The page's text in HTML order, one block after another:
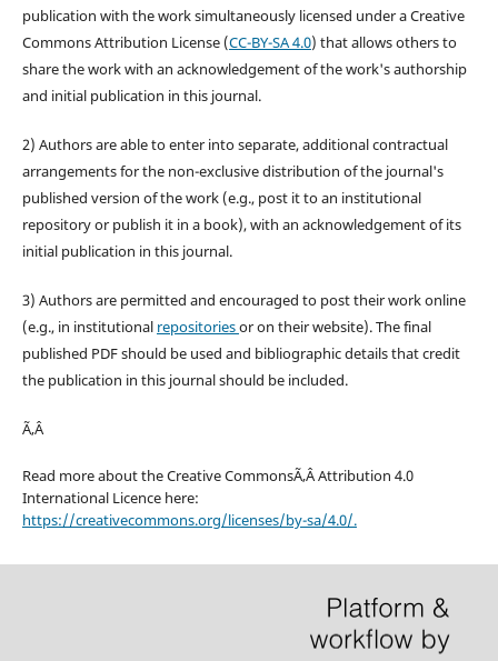
publication with the work simultaneously licensed under a Creative
Commons Attribution License (CC-BY-SA 4.0) that allows others to
share the work with an acknowledgement of the work's authorship
and initial publication in this journal.
2) Authors are able to enter into separate, additional contractual
arrangements for the non-exclusive distribution of the journal's
published version of the work (e.g., post it to an institutional
repository or publish it in a book), with an acknowledgement of its
initial publication in this journal.
3) Authors are permitted and encouraged to post their work online
(e.g., in institutional repositoriesor on their website). The final
published PDF should be used and bibliographic details that credit
the publication in this journal should be included.
Ã‚Â
Read more about the Creative CommonsÃ‚Â Attribution 4.0
International Licence here:
https://creativecommons.org/licenses/by-sa/4.0/.